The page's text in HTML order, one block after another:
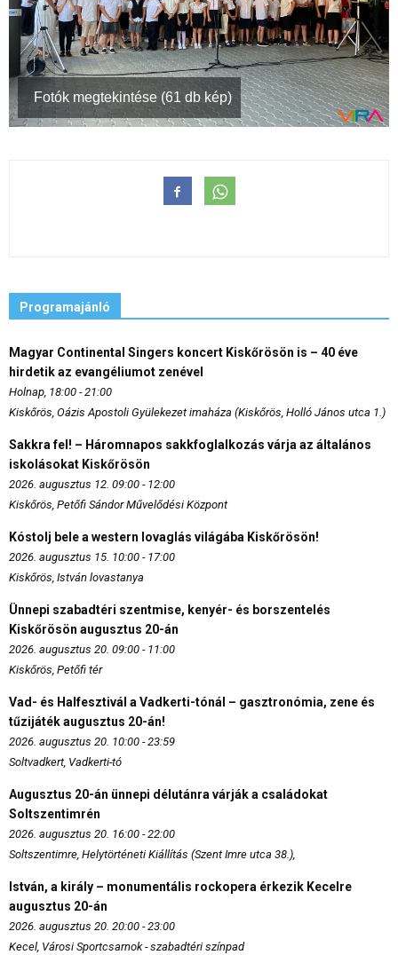
Fotók megtekintése (61 db kép)
Programajánló
Magyar Continental Singers koncert Kiskőrösön is – 40 éve
hirdetik az evangéliumot zenével
Holnap, 18:00 - 21:00
Kiskőrös, Oázis Apostoli Gyülekezet imaháza (Kiskőrös, Holló János utca 1.)
Sakkra fel! – Háromnapos sakkfoglalkozás várja az általános
iskolásokat Kiskőrösön
2026. augusztus 12. 09:00 - 12:00
Kiskőrös, Petőfi Sándor Művelődési Központ
Kóstolj bele a western lovaglás világába Kiskőrösön!
2026. augusztus 15. 10:00 - 17:00
Kiskőrös, István lovastanya
Ünnepi szabadtéri szentmise, kenyér- és borszentelés
Kiskőrösön augusztus 20-án
2026. augusztus 20. 09:00 - 11:00
Kiskőrös, Petőfi tér
Vad- és Halfesztivál a Vadkerti-tónál – gasztronómia, zene és
tűzijáték augusztus 20-án!
2026. augusztus 20. 10:00 - 23:59
Soltvadkert, Vadkerti-tó
Augusztus 20-án ünnepi délutánra várják a családokat
Soltszentimrén
2026. augusztus 20. 16:00 - 22:00
Soltszentimre, Helytörténeti Kiállítás (Szent Imre utca 38.),
István, a király – monumentális rockopera érkezik Kecelre
augusztus 20-án
2026. augusztus 20. 20:00 - 23:00
Kecel, Városi Sportcsarnok - szabadtéri színpad